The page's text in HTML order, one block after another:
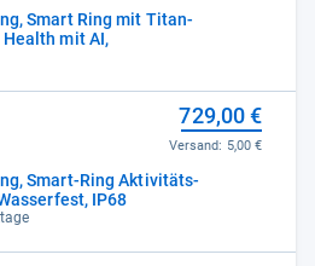
Smart Ring mit Titan-
Health mit AI,
Smart-Ring Aktivitäts-
IP68
729,00 €
Versand: 5,00 €